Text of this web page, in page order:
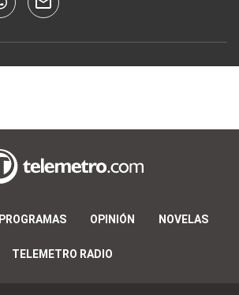
PROGRAMAS OPINIÓN NOVELAS
TELEMETRO RADIO